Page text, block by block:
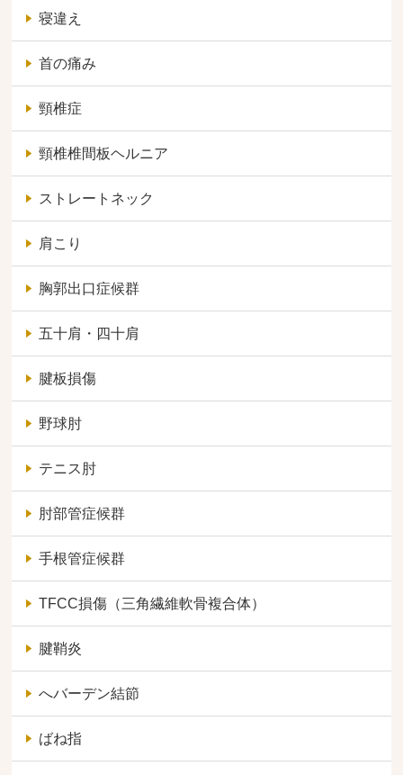
寝違え
首の痛み
頸椎症
頸椎椎間板ヘルニア
ストレートネック
肩こり
胸郭出口症候群
五十肩・四十肩
腱板損傷
野球肘
テニス肘
肘部管症候群
手根管症候群
TFCC損傷（三角繊維軟骨複合体）
腱鞘炎
へバーデン結節
ばね指